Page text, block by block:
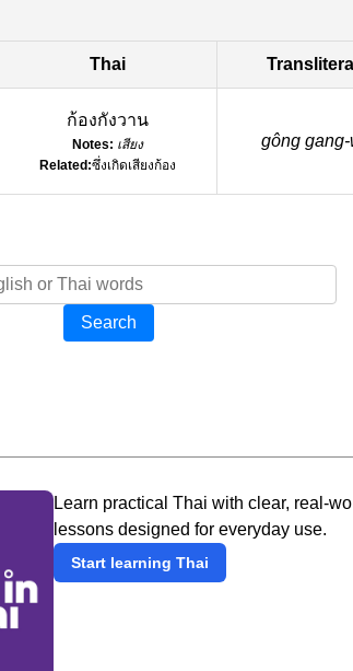
Thai
ก้องกังวาน
Notes: เสียง
Related:ซึ่งเกิดเสียงก้อง
gông
Search
Learn practical Thai with clear, real-
lessons designed for everyday use.
Start learning Thai